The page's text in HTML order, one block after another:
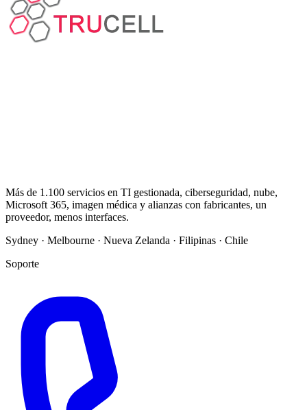
Más de 1.100 servicios en TI gestionada, ciberseguridad, nube,
Microsoft 365, imagen médica y alianzas con fabricantes, un
proveedor, menos interfaces.
Sydney · Melbourne · Nueva Zelanda · Filipinas · Chile
Soporte